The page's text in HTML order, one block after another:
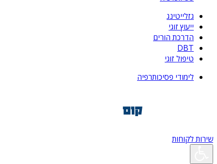
גזלייטינג
ייעוץ זוגי
הדרכת הורים
DBT
טיפול זוגי
לימודי פסיכותרפיה
שירות לקוחות